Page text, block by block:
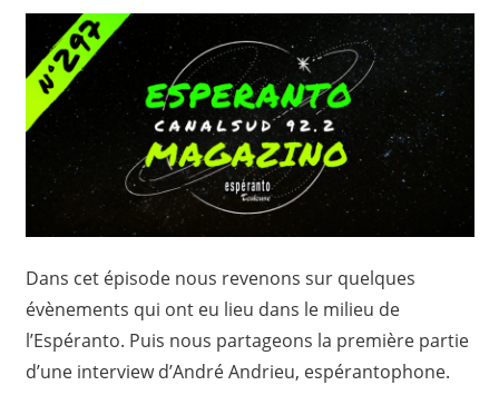
Dans cet épisode nous revenons sur quelques
évènements qui ont eu lieu dans le milieu de
l’Espéranto. Puis nous partageons la première partie
d’une interview d’André Andrieu, espérantophone.